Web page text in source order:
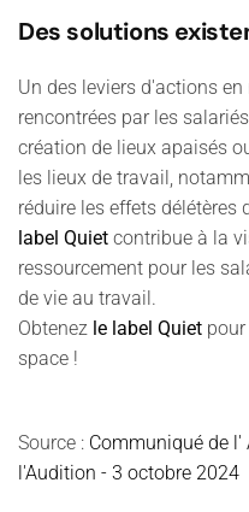
Des solutions
Un des leviers d'actions
rencontrées par les
création de lieux apaisés
les lieux de travail,
réduire les effets délétères
label Quiet contribue à la
ressourcement pour les
de vie au travail.
Obtenez le label Quiet
space !
Source : Communiqué de
l'Audition - 3 octobre 2024